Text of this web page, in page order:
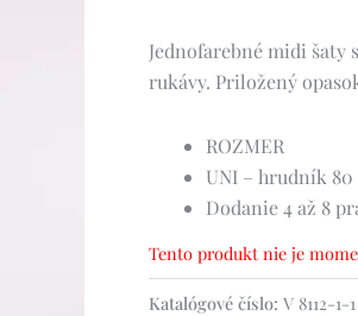
Jednofarebné midi
rukávy. Priložený
ROZMER
UNI – hrudník 80
Dodanie 4 až 8
Tento produkt nie je
Katalógové číslo: V 8112-1-1